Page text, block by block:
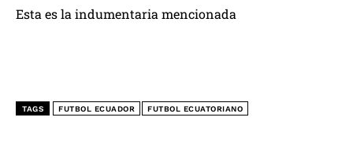
Esta es la indumentaria mencionada
TAGS FUTBOL ECUADOR FUTBOL ECUATORIANO